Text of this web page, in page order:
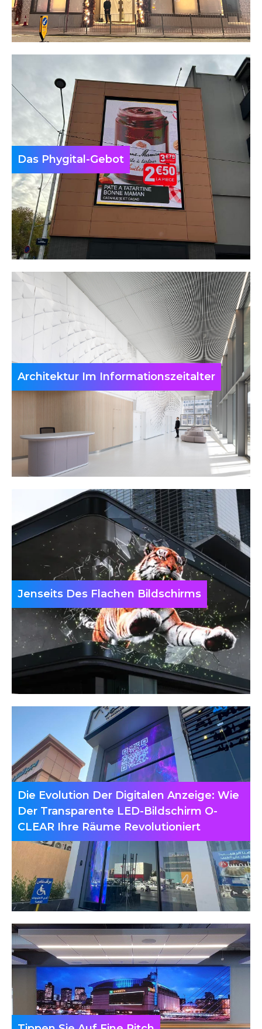
Das Phygital-Gebot
Architektur Im Informationszeitalter
Jenseits Des Flachen Bildschirms
Die Evolution Der Digitalen Anzeige: Wie
Der Transparente LED-Bildschirm O-
CLEAR Ihre Räume Revolutioniert